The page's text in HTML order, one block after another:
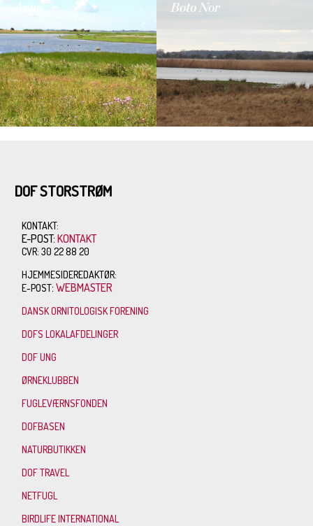
Avnø Bøtø Nor
DOF STORSTRØM
KONTAKT:
E-POST:KONTAKT
CVR: 30 22 88 20
HJEMMESIDEREDAKTØR:
E-POST:WEBMASTER
DANSK ORNITOLOGISK FORENING
DOFS LOKALAFDELINGER
DOF UNG
ØRNEKLUBBEN
FUGLEVÆRNSFONDEN
DOFBASEN
NATURBUTIKKEN
DOF TRAVEL
NETFUGL
BIRDLIFE INTERNATIONAL